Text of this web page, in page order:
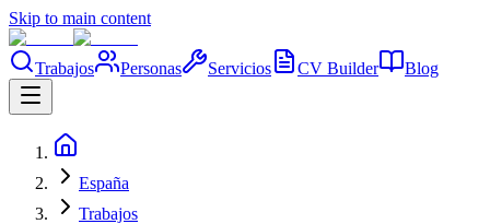
Skip to main content
Trabajos Personas Servicios CV Builder Blog
España
Trabajos